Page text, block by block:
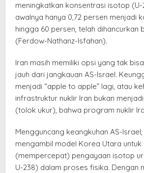
meningkatkan konsentrasi isotop (U-
awalnya hanya 0,72 persen menjadi
hingga 60 persen, telah dihancurkan
(Ferdow-Nathanz-Isfahan).
Iran masih memiliki opsi yang tak
jauh dari jangkauan AS-Israel.
menjadi “apple to apple” lagi, atau
infrastruktur nuklir Iran bukan
(tolok ukur), bahwa program nuklir
Mengguncang keangkuhan AS-
mengambil model Korea Utara
(mempercepat) pengayaan isotop
U-238) dalam proses fisika. Dengan